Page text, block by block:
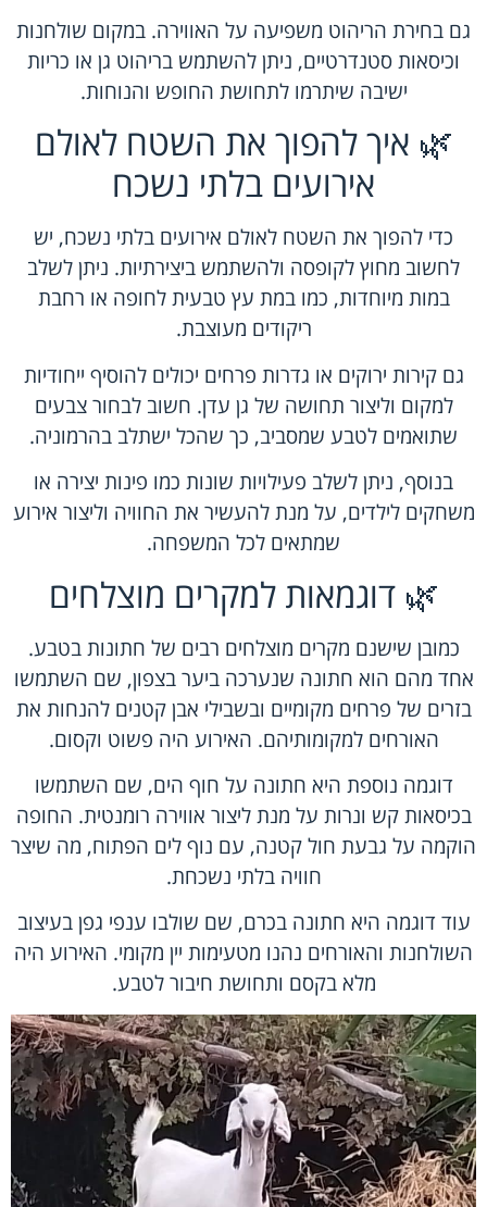
גם בחירת הריהוט משפיעה על האווירה. במקום שולחנות
וכיסאות סטנדרטיים, ניתן להשתמש בריהוט גן או כריות
ישיבה שיתרמו לתחושת החופש והנוחות.
🌿 איך להפוך את השטח לאולם
אירועים בלתי נשכח
כדי להפוך את השטח לאולם אירועים בלתי נשכח, יש
לחשוב מחוץ לקופסה ולהשתמש ביצירתיות. ניתן לשלב
במות מיוחדות, כמו במת עץ טבעית לחופה או רחבת
ריקודים מעוצבת.
גם קירות ירוקים או גדרות פרחים יכולים להוסיף ייחודיות
למקום וליצור תחושה של גן עדן. חשוב לבחור צבעים
שתואמים לטבע שמסביב, כך שהכל ישתלב בהרמוניה.
בנוסף, ניתן לשלב פעילויות שונות כמו פינות יצירה או
משחקים לילדים, על מנת להעשיר את החוויה וליצור אירוע
שמתאים לכל המשפחה.
🌿 דוגמאות למקרים מוצלחים
כמובן שישנם מקרים מוצלחים רבים של חתונות בטבע.
אחד מהם הוא חתונה שנערכה ביער בצפון, שם השתמשו
בזרים של פרחים מקומיים ובשבילי אבן קטנים להנחות את
האורחים למקומותיהם. האירוע היה פשוט וקסום.
דוגמה נוספת היא חתונה על חוף הים, שם השתמשו
בכיסאות קש ונרות על מנת ליצור אווירה רומנטית. החופה
הוקמה על גבעת חול קטנה, עם נוף לים הפתוח, מה שיצר
חוויה בלתי נשכחת.
עוד דוגמה היא חתונה בכרם, שם שולבו ענפי גפן בעיצוב
השולחנות והאורחים נהנו מטעימות יין מקומי. האירוע היה
מלא בקסם ותחושת חיבור לטבע.